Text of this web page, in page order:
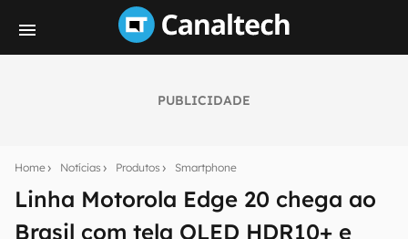
PUBLICIDADE
Home Notícias Produtos Smartphone
Linha Motorola Edge 20 chega ao
Brasil com tela OLED HDR10+ e
notícias e reviews sobre tecnologia em primeira
mão.
E-mail